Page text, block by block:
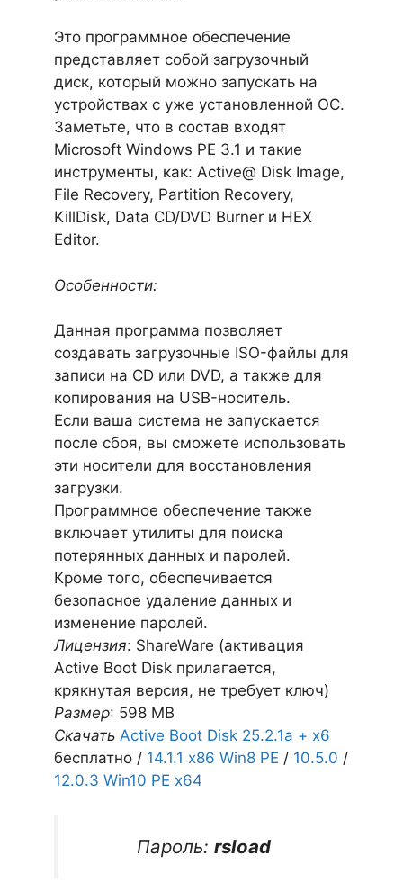
Это программное обеспечение
представляет собой загрузочный
диск, который можно запускать на
устройствах с уже установленной ОС.
Заметьте, что в состав входят
Microsoft Windows PE 3.1 и такие
инструменты, как: Active@ Disk Image,
File Recovery, Partition Recovery,
KillDisk, Data CD/DVD Burner и HEX
Editor.
Особенности:
Данная программа позволяет
создавать загрузочные ISO-файлы для
записи на CD или DVD, а также для
копирования на USB-носитель.
Если ваша система не запускается
после сбоя, вы сможете использовать
эти носители для восстановления
загрузки.
Программное обеспечение также
включает утилиты для поиска
потерянных данных и паролей.
Кроме того, обеспечивается
безопасное удаление данных и
изменение паролей.
Лицензия: ShareWare (активация
Active Boot Disk прилагается,
крякнутая версия, не требует ключ)
Размер: 598 MB
Скачать Active Boot Disk 25.2.1a + x6
бесплатно / 14.1.1 x86 Win8 PE / 10.5.0 /
12.0.3 Win10 PE x64
Пароль: rsload